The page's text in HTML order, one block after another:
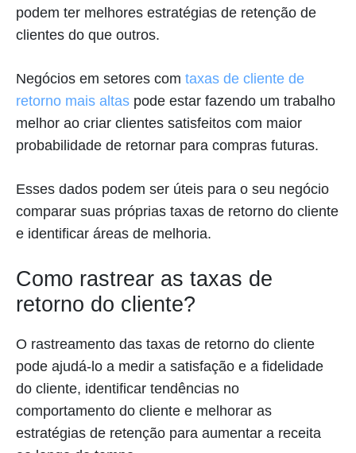
podem ter melhores estratégias de retenção de
clientes do que outros.
Negócios em setores com taxas de cliente de
retorno mais altas pode estar fazendo um trabalho
melhor ao criar clientes satisfeitos com maior
probabilidade de retornar para compras futuras.
Esses dados podem ser úteis para o seu negócio
comparar suas próprias taxas de retorno do cliente
e identificar áreas de melhoria.
Como rastrear as taxas de
retorno do cliente?
O rastreamento das taxas de retorno do cliente
pode ajudá-lo a medir a satisfação e a fidelidade
do cliente, identificar tendências no
comportamento do cliente e melhorar as
estratégias de retenção para aumentar a receita